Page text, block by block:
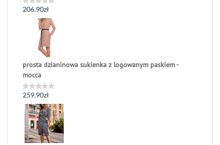
Oceniono
206.90zł
prosta dzianinowa sukienka z logowanym paskiem -
mocca
Oceniono
0
na
5
259.90zł